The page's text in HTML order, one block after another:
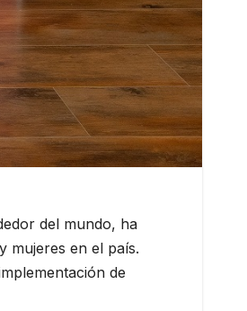
del mundo, ha
mujeres en el país.
de